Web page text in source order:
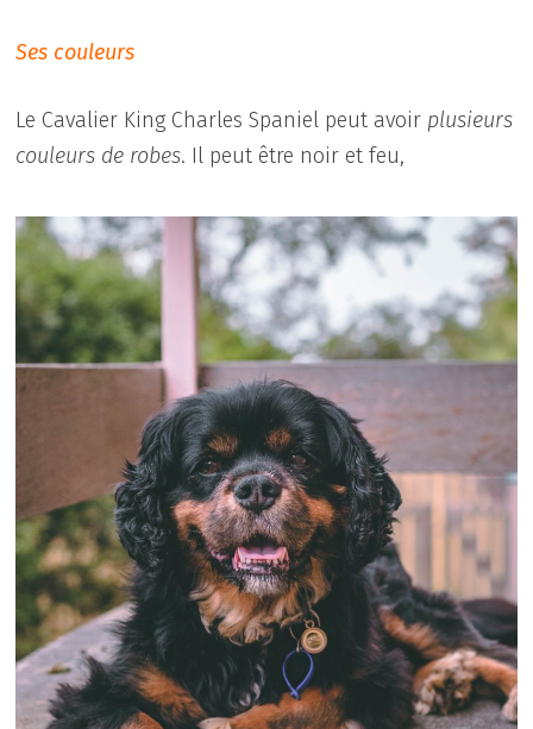
Ses couleurs
Le Cavalier King Charles Spaniel peut avoir plusieurs
couleurs de robes. Il peut être noir et feu,